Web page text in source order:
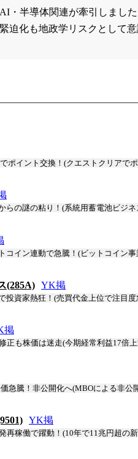
・半導体関連が牽引しまし
迫化も地政学リスクとして
ポイント交換！(クエストクリアで
らの謎の粘り！(系統用蓄電池ビジ
コイン連動で急騰！(ビットコイン
(285A) YK掲
投資家熱狂！(売買代金上位で注目
掲
正も株価は迷走(今期経常利益17倍
急騰！非公開化へ(MBOによる非
YK掲
再稼働で躍動！(10年で11兆円超の